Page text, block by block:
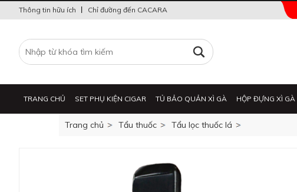
Thông tin hữu ích Chỉ đường đến CACARA
TRANG CHỦ SET PHỤ KIỆN CIGAR TỦ BẢO QUẢN XÌ GÀ HỘP ĐỰNG XÌ GÀ
Trang chủ Tẩu thuốc Tẩu lọc thuốc lá